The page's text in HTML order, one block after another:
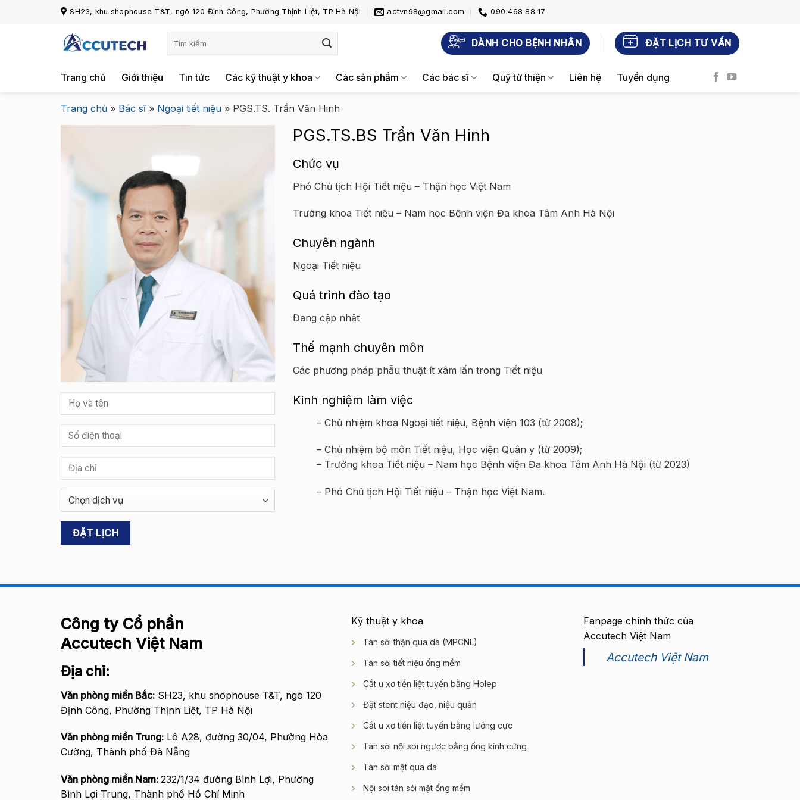
SH23, khu shophouse T&T, ngõ 120 Định Công, Phường Thịnh Liệt, TP Hà Nội actvn98@gmail.com 090 468 88 17
DÀNH CHO BỆNH NHÂN ĐẶT LỊCH TƯ VẤN
Trang chủ Giới thiệu Tin tức Các kỹ thuật y khoa Các sản phẩm Các bác sĩ Quỹ từ thiện Liên hệ Tuyển dụng
Trang chủ » Bác sĩ» Ngoại tiết niệu » PGS.TS. Trần Văn Hinh
PGS.TS.BS Trần Văn Hinh
Chức vụ
Phó Chủ tịch Hội Tiết niệu – Thận học Việt Nam
Trưởng khoa Tiết niệu – Nam học Bệnh viện Đa khoa Tâm Anh Hà Nội
Chuyên ngành
Ngoại Tiết niệu
Quá trình đào tạo
Đang cập nhật
Thế mạnh chuyên môn
Các phương pháp phẫu thuật ít xâm lấn trong Tiết niệu
Kinh nghiệm làm việc
– Chủ nhiệm khoa Ngoại tiết niệu, Bệnh viện 103 (từ 2008);
– Chủ nhiệm bộ môn Tiết niệu, Học viện Quân y (từ 2009);
– Trưởng khoa Tiết niệu – Nam học Bệnh viện Đa khoa Tâm Anh Hà Nội (từ 2023)
– Phó Chủ tịch Hội Tiết niệu – Thận học Việt Nam.
Công ty Cổ phần
Accutech Việt Nam
Địa chỉ:
Văn phòng miền Bắc: SH23, khu shophouse T&T, ngõ 120
Định Công, Phường Thịnh Liệt, TP Hà Nội
Văn phòng miền Trung: Lô A28, đường 30/04, Phường Hòa
Cường, Thành phố Đà Nẵng
Văn phòng miền Nam: 232/1/34 đường Bình Lợi, Phường
Bình Lợi Trung, Thành phố Hồ Chí Minh
Kỹ thuật y khoa
Tán sỏi thận qua da (MPCNL)
Tán sỏi tiết niệu ống mềm
Cắt u xơ tiền liệt tuyến bằng Holep
Đặt stent niệu đạo, niệu quản
Cắt u xơ tiền liệt tuyến bằng lưỡng cực
Tán sỏi nội soi ngược bằng ống kính cứng
Tán sỏi mật qua da
Nội soi tán sỏi mật ống mềm
Fanpage chính thức của
Accutech Việt Nam
Accutech Việt Nam